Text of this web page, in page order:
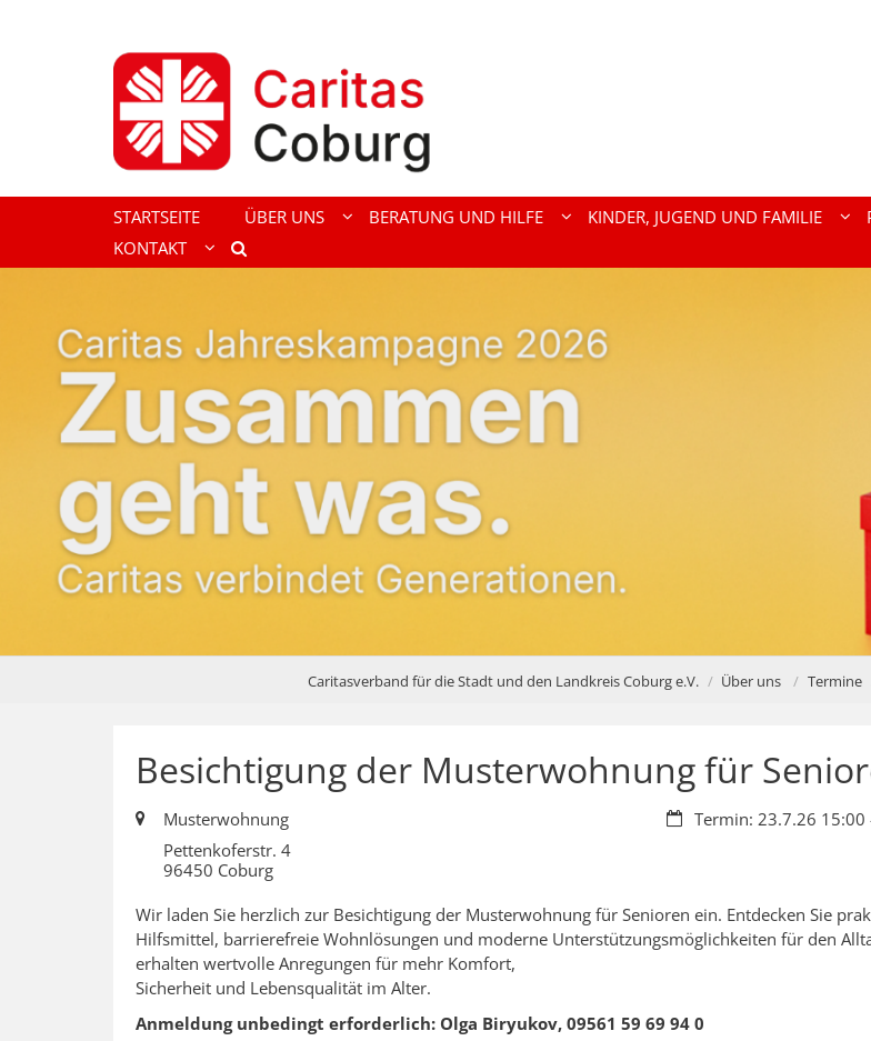
STARTSEITE ÜBER UNS BERATUNG UND HILFE KINDER, JUGEND UND FAMILIE
KONTAKT
Caritasverband für die Stadt und den Landkreis Coburg e.V. Über uns Termine
Besichtigung der Musterwohnung für
Datum:Termin: 23.7.26 15:00
Ort: Musterwohnung
Pettenkoferstr. 4
96450 Coburg
Wir laden Sie herzlich zur Besichtigung der Musterwohnung für Senioren ein. Entdecken Sie
Hilfsmittel, barrierefreie Wohnlösungen und moderne Unterstützungsmöglichkeiten für den
erhalten wertvolle Anregungen für mehr Komfort,
Sicherheit und Lebensqualität im Alter.
Anmeldung unbedingt erforderlich: Olga Biryukov, 09561 59 69 94 0